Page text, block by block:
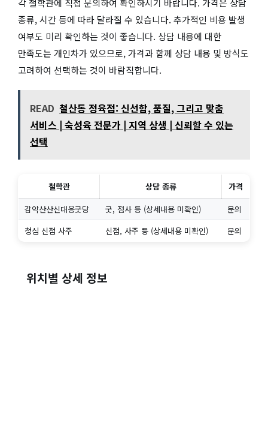
종류, 시간 등에 따라 달라질 수 있습니다. 추가적인 비용 발생
여부도 미리 확인하는 것이 좋습니다. 상담 내용에 대한
만족도는 개인차가 있으므로, 가격과 함께 상담 내용 및 방식도
고려하여 선택하는 것이 바람직합니다.
READ 철산동 정육점: 신선함, 품질, 그리고 맞춤
서비스 | 숙성육 전문가 | 지역 상생 | 신뢰할 수 있는
선택
철학관 상담 종류
가격
감악산산신대응굿당
굿, 점사 등 (상세내용 미확인)
문의
청심 신점 사주
신점, 사주 등 (상세내용 미확인) 문의
위치별 상세 정보